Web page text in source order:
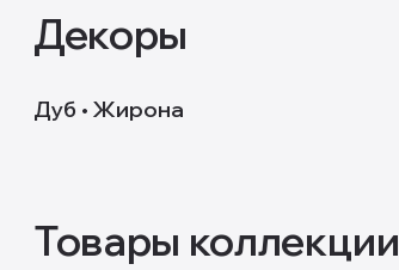
Декоры
MH1002
Дуб • Жирона
Товары коллекции
10 мм